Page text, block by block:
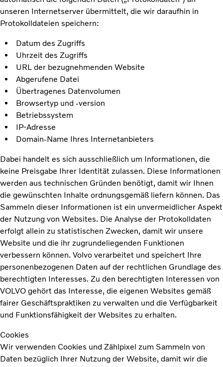
unseren Internetserver übermittelt, die wir daraufhin in
Protokolldateien speichern:
Datum des Zugriffs
Uhrzeit des Zugriffs
URL der bezugnehmenden Website
Abgerufene Datei
Übertragenes Datenvolumen
Browsertyp und -version
Betriebssystem
IP-Adresse
Domain-Name Ihres Internetanbieters
Dabei handelt es sich ausschließlich um Informationen, die
keine Preisgabe Ihrer Identität zulassen. Diese Informationen
werden aus technischen Gründen benötigt, damit wir Ihnen
die gewünschten Inhalte ordnungsgemäß liefern können. Das
Sammeln dieser Informationen ist ein unvermeidlicher Aspekt
der Nutzung von Websites. Die Analyse der Protokolldaten
erfolgt allein zu statistischen Zwecken, damit wir unsere
Website und die ihr zugrundeliegenden Funktionen
verbessern können. Volvo verarbeitet und speichert Ihre
personenbezogenen Daten auf der rechtlichen Grundlage des
berechtigten Interesses. Zu den berechtigten Interessen von
VOLVO gehört das Interesse, die eigenen Websites gemäß
fairer Geschäftspraktiken zu verwalten und die Verfügbarkeit
und Funktionsfähigkeit der Websites zu erhalten.
Cookies
Wir verwenden Cookies und Zählpixel zum Sammeln von
Daten bezüglich Ihrer Nutzung der Website, damit wir die